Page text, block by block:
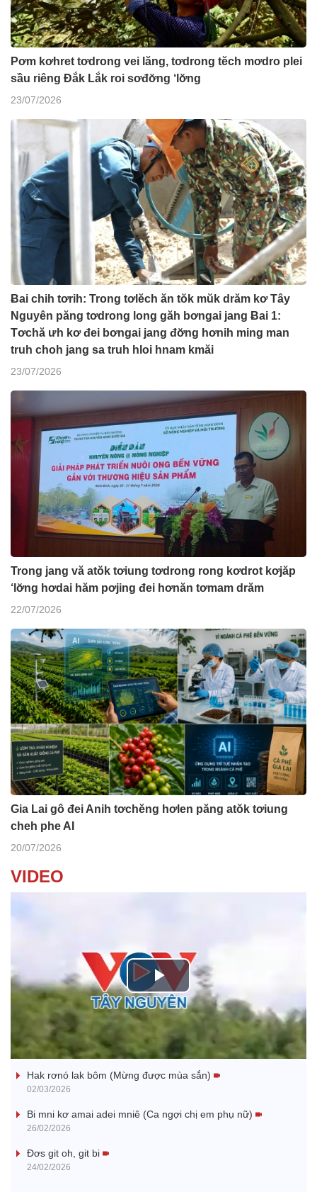
Pơm kơhret tơdrong vei lăng, tơdrong tĕch mơdro plei
sầu riêng Đắk Lắk roi sơđơ̆ng ‘lơ̆ng
23/07/2026
Ƀai chih tơrih: Trong tơlĕch ăn tŏk mŭk drăm kơ Tây
Nguyên păng tơdrong long găh bơngai jang Ƀai 1:
Tơchă ưh kơ đei bơngai jang đơ̆ng hơnih ming man
truh choh jang sa truh hloi hnam kmăi
23/07/2026
Trong jang vă atŏk tơiung tơdrong rong kơdrot kơjăp
‘lơ̆ng hơdai hăm pơjing đei hơnăn tơmam drăm
22/07/2026
Gia Lai gô đei Anih tơchĕng hơlen păng atŏk tơiung
cheh phe AI
20/07/2026
VIDEO
P
a
V
Nhớ bạn
Hak rơnó lak bôm (Mừng được mùa sắn)
02/03/2026
Bi mni kơ amai adei mniê (Ca ngợi chị em phụ nữ)
26/02/2026
Đơs git oh, git bi
24/02/2026